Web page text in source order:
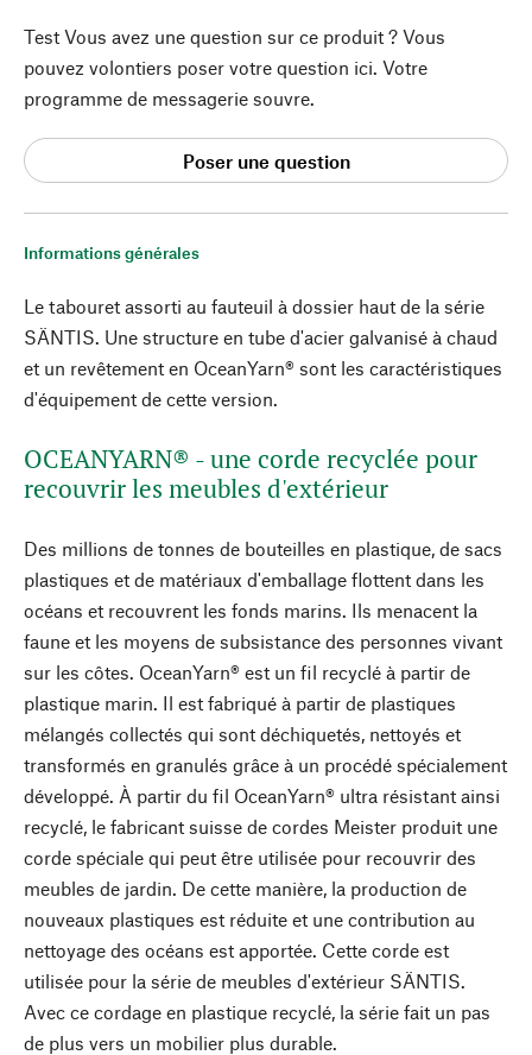
Informations générales
Le tabouret assorti au fauteuil à dossier haut de la série
SÄNTIS. Une structure en tube d'acier galvanisé à chaud
et un revêtement en OceanYarn® sont les caractéristiques
d'équipement de cette version.
OCEANYARN® - une corde recyclée pour
recouvrir les meubles d'extérieur
Des millions de tonnes de bouteilles en plastique, de sacs
plastiques et de matériaux d'emballage flottent dans les
océans et recouvrent les fonds marins. Ils menacent la
faune et les moyens de subsistance des personnes vivant
sur les côtes. OceanYarn® est un fil recyclé à partir de
plastique marin. Il est fabriqué à partir de plastiques
mélangés collectés qui sont déchiquetés, nettoyés et
transformés en granulés grâce à un procédé spécialement
développé. À partir du fil OceanYarn® ultra résistant ainsi
recyclé, le fabricant suisse de cordes Meister produit une
corde spéciale qui peut être utilisée pour recouvrir des
meubles de jardin. De cette manière, la production de
nouveaux plastiques est réduite et une contribution au
nettoyage des océans est apportée. Cette corde est
utilisée pour la série de meubles d'extérieur SÄNTIS.
Avec ce cordage en plastique recyclé, la série fait un pas
de plus vers un mobilier plus durable.
Test Vous avez une question sur ce produit ? Vous
pouvez volontiers poser votre question ici. Votre
programme de messagerie souvre.
Poser une question